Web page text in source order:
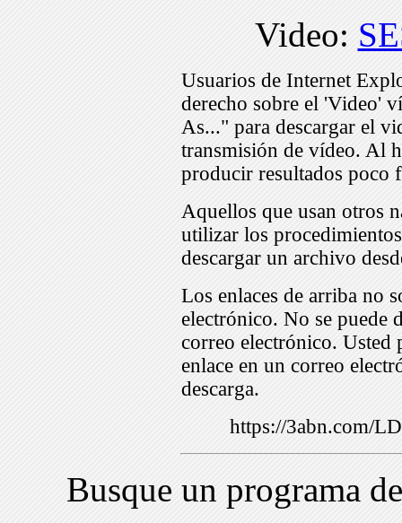
Video:
Usuarios de Internet
derecho sobre el 'Video'
As..." para descargar el
transmisión de vídeo. Al
producir resultados poco
Aquellos que usan otros
utilizar los
descargar un archivo
Los enlaces de arriba no
electrónico. No se puede
correo electrónico. Usted
enlace en un correo
descarga.
https://3abn.com/
Busque un programa